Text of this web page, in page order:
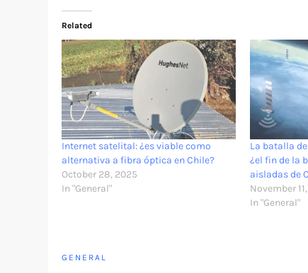
Related
Internet satelital: ¿es viable como
alternativa a fibra óptica en Chile?
October 28, 2025
In "General"
La batalla
¿el fin de la
aisladas de
November
In "General"
GENERAL